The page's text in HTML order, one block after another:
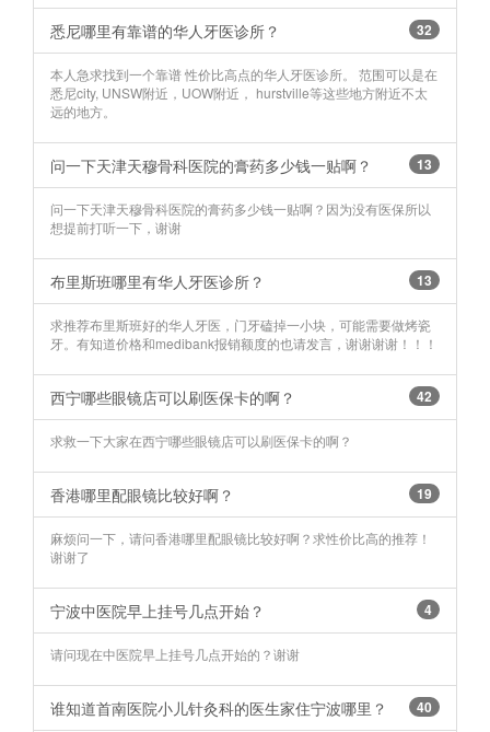
悉尼哪里有靠谱的华人牙医诊所？ 32
本人急求找到一个靠谱 性价比高点的华人牙医诊所。 范围可以是在
悉尼city, UNSW附近，UOW附近， hurstville等这些地方附近不太
远的地方。
问一下天津天穆骨科医院的膏药多少钱一贴啊？ 13
问一下天津天穆骨科医院的膏药多少钱一贴啊？因为没有医保所以
想提前打听一下，谢谢
布里斯班哪里有华人牙医诊所？ 13
求推荐布里斯班好的华人牙医，门牙磕掉一小块，可能需要做烤瓷
牙。有知道价格和medibank报销额度的也请发言，谢谢谢谢！！！
西宁哪些眼镜店可以刷医保卡的啊？ 42
求救一下大家在西宁哪些眼镜店可以刷医保卡的啊？
香港哪里配眼镜比较好啊？ 19
麻烦问一下，请问香港哪里配眼镜比较好啊？求性价比高的推荐！
谢谢了
宁波中医院早上挂号几点开始？ 4
请问现在中医院早上挂号几点开始的？谢谢
谁知道首南医院小儿针灸科的医生家住宁波哪里？ 40